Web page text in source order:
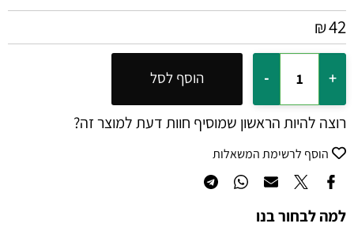
₪42
הוסף לסל
רוצה להיות הראשון שמוסיף חוות דעת למוצר זה?
הוסף לרשימת המשאלות
למה לבחור בנו